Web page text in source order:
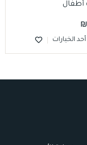
أطفال
₪
الخيارات